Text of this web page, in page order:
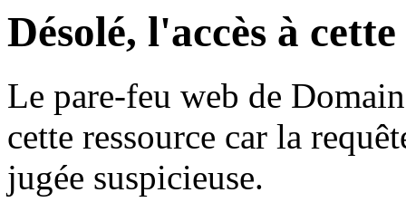
Désolé, l'accès à
Le pare-feu web de
cette ressource car la
jugée suspicieuse.